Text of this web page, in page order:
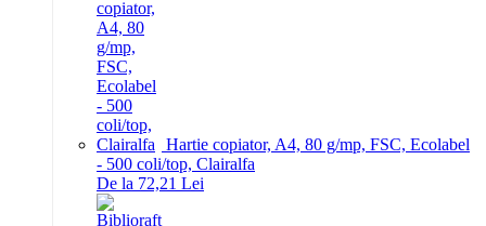
Hartie copiator, A4, 80 g/mp, FSC, Ecolabel
- 500 coli/top, Clairalfa
De la 72,21 Lei